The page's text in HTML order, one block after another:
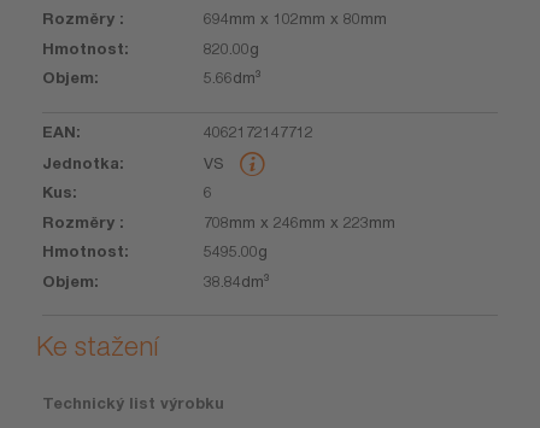
694mm x 102mm x 80mm
820.00g
5.66dm³
4062172147712
VS
6
708mm x 246mm x 223mm
5495.00g
38.84dm³
Ke stažení
Technický list výrobku